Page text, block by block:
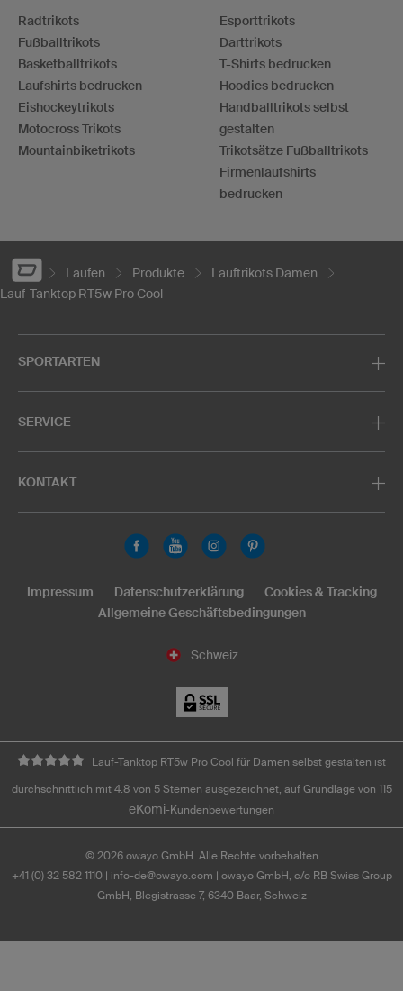
Radtrikots
Fußballtrikots
Basketballtrikots
Laufshirts bedrucken
Eishockeytrikots
Motocross Trikots
Mountainbiketrikots
Esporttrikots
Darttrikots
T-Shirts bedrucken
Hoodies bedrucken
Handballtrikots selbst
gestalten
Trikotsätze Fußballtrikots
Firmenlaufshirts
bedrucken
Laufen Produkte
Lauftrikots Damen
Lauf-Tanktop RT5w Pro Cool
SPORTARTEN
SERVICE
KONTAKT
Schweiz
Impressum Datenschutzerklärung
Cookies & Tracking
Allgemeine Geschäftsbedingungen
Lauf-Tanktop RT5w Pro Cool für Damen selbst gestalten ist
durchschnittlich mit 4.8 von 5 Sternen ausgezeichnet, auf Grundlage von 115
eKomi-Kundenbewertungen
© 2026owayo GmbH. Alle Rechte vorbehalten
+41 (0) 32 582 1110| info-de@owayo.com | owayo GmbH, c/o RB Swiss Group
GmbH, Blegistrasse 7, 6340 Baar, Schweiz